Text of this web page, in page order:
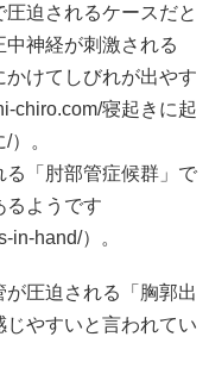
迫されるケースだと
神経が刺激される
かけてしびれが出やす
chiro.com/寝起きに起
。
る「肘部管症候群」で
るようです
in-hand/）。
圧迫される「胸郭出
やすいと言われてい